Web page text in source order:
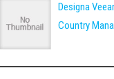
Designa
Country